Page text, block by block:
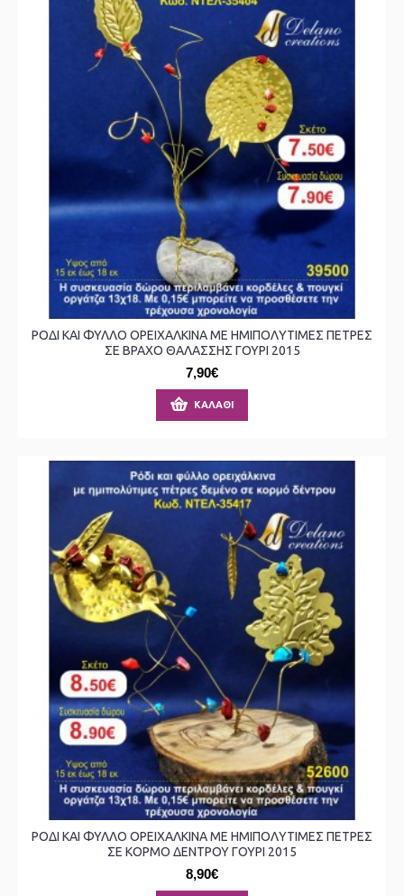
ΡΟΔΙ ΚΑΙ ΦΥΛΛΟ ΟΡΕΙΧΑΛΚΙΝΑ ΜΕ ΗΜΙΠΟΛΥΤΙΜΕΣ ΠΕΤΡΕΣ
ΣΕ ΒΡΑΧΟ ΘΑΛΑΣΣΗΣ ΓΟΥΡΙ 2015
7,90€
ΚΑΛΆΘΙ
ΡΟΔΙ ΚΑΙ ΦΥΛΛΟ ΟΡΕΙΧΑΛΚΙΝΑ ΜΕ ΗΜΙΠΟΛΥΤΙΜΕΣ ΠΕΤΡΕΣ
ΣΕ ΚΟΡΜΟ ΔΕΝΤΡΟΥ ΓΟΥΡΙ 2015
8,90€